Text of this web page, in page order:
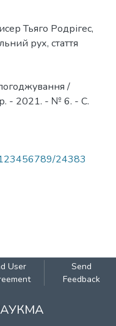
Тьяго Родрігес,
рух, стаття
/
- 2021. - № 6. - С.
123456789/24383
User
Send
Feedback